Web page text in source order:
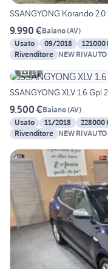
SSANGYONG Korando
9.990 €Baiano(AV)
Usato
09/2018 121000
Rivenditore NEW RIVAUTO
14
SSANGYONG XLV 1.6 Gpl
9.500 €Baiano(AV)
Usato
11/2018 228000
Rivenditore NEW RIVAUTO